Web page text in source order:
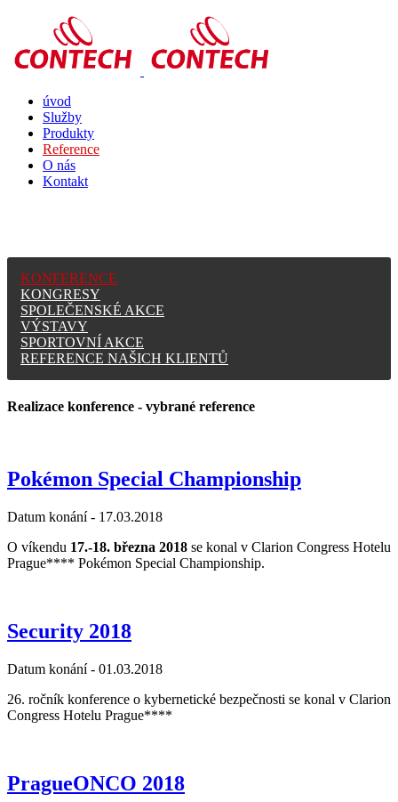
úvod
Služby
Produkty
Reference
O nás
Kontakt
KONFERENCE
KONGRESY
SPOLEČENSKÉ AKCE
VÝSTAVY
SPORTOVNÍ AKCE
REFERENCE NAŠICH KLIENTŮ
Realizace konference - vybrané reference
Pokémon Special Championship
Datum konání - 17.03.2018
O víkendu 17.-18. března 2018 se konal v Clarion Congress Hotelu
Prague**** Pokémon Special Championship.
Security 2018
Datum konání - 01.03.2018
26. ročník konference o kybernetické bezpečnosti se konal v Clarion
Congress Hotelu Prague****
PragueONCO 2018